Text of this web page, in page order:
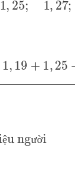
1,79;1 81; 1,85
+1,25+ 1, 27 +
ệ ư ờ